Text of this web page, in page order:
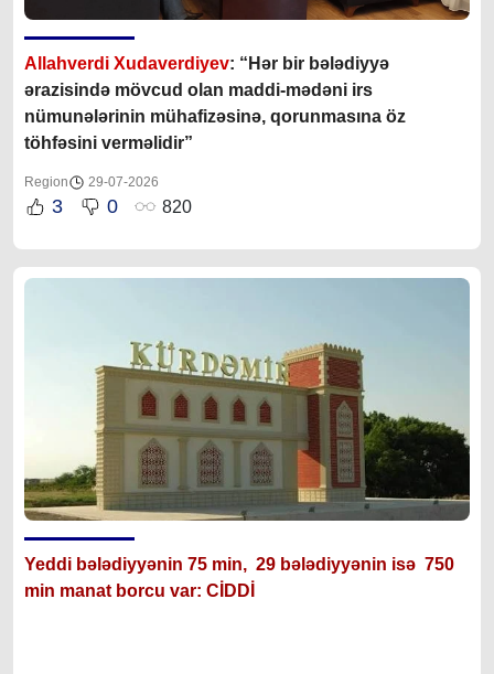
Allahverdi Xudaverdiyev: “Hər bir bələdiyyə
ərazisində mövcud olan maddi-mədəni irs
nümunələrinin mühafizəsinə, qorunmasına öz
töhfəsini verməlidir”
Region 29-07-2026
3 0 820
Yeddi bələdiyyənin 75 min, 29 bələdiyyənin isə 750
min manat borcu var: CİDDİ